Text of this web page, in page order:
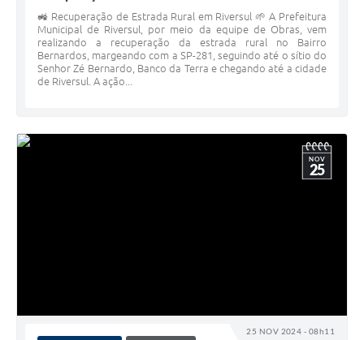
🚜 Recuperação de Estrada Rural em Riversul 🌱 A Prefeitura
Municipal de Riversul, por meio da equipe de Obras, vem
realizando a recuperação da estrada rural no Bairro
Bernardos, margeando com a SP-281, seguindo até o sítio do
Senhor Zé Bernardo, Banco da Terra e chegando até a cidade
de Riversul. A ação...
25 NOV 2024 - 08h11
NOV
25